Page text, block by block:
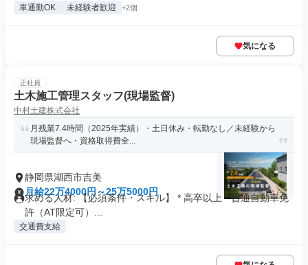
車通勤OK 未経験者歓迎 +2個
気になる
正社員
土木施工管理スタッフ(現場監督)
中村土建株式会社
月残業7.4時間（2025年実績）・土日休み・転勤なし／未経験から
現場監督へ・資格取得費全...
静岡県湖西市吉美
月給22万4000円～25万5000円
求める人材: 【必須条件・スキル】 * 高卒以上 * 普通自動車免
許（AT限定可）...
交通費支給